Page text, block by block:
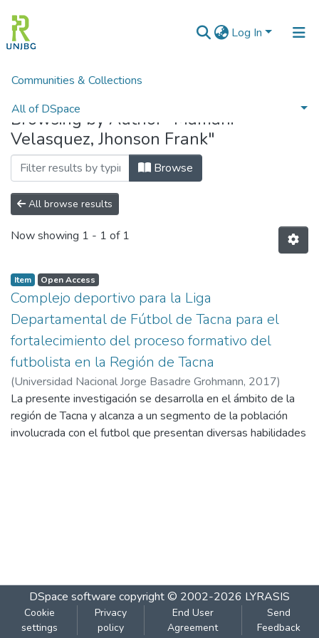
Log In
Communities & Collections
All of DSpace
Enviar tesis
Home Browse by Author
Browsing by Author "Mamani
Velasquez, Jhonson Frank"
Browse
All browse results
Now showing 1 - 1 of 1
Item Open Access
Complejo deportivo para la Liga
Departamental de Fútbol de Tacna para el
fortalecimiento del proceso formativo del
futbolista en la Región de Tacna
(Universidad Nacional Jorge Basadre Grohmann, 2017)
Mamani Velasquez, Jhonson Frank;Espinoza Molina, Jorge
Luis
La presente investigación se desarrolla en el ámbito de la
región de Tacna y alcanza a un segmento de la población
involucrada con el futbol que presentan diversas habilidades
fortalecimiento del proceso formativo de los futbolistas en
la región de Tacna. Para tal efecto se eligió una muestra
representativa que permitió analizar y determinar una
DSpace software copyright © 2002-2026 LYRASIS
Cookie
settings
Privacy
policy
End User
Agreement
Send
Feedback